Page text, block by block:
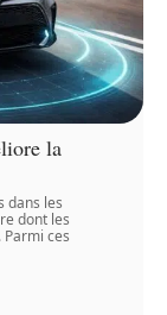
la
dans les
dont les
ces